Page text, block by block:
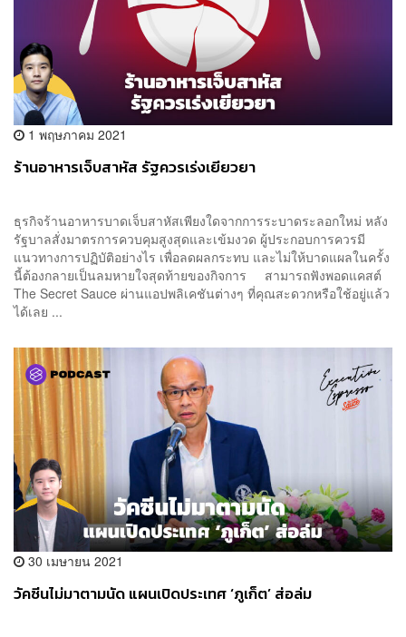
1 พฤษภาคม 2021
ร้านอาหารเจ็บสาหัส รัฐควรเร่งเยียวยา
ธุรกิจร้านอาหารบาดเจ็บสาหัสเพียงใดจากการระบาดระลอกใหม่ หลัง
รัฐบาลสั่งมาตรการควบคุมสูงสุดและเข้มงวด ผู้ประกอบการควรมี
แนวทางการปฏิบัติอย่างไร เพื่อลดผลกระทบ และไม่ให้บาดแผลในครั้ง
นี้ต้องกลายเป็นลมหายใจสุดท้ายของกิจการ สามารถฟังพอดแคสต์
The Secret Sauce ผ่านแอปพลิเคชันต่างๆ ที่คุณสะดวกหรือใช้อยู่แล้ว
ได้เลย ...
30 เมษายน 2021
วัคซีนไม่มาตามนัด แผนเปิดประเทศ ‘ภูเก็ต’ ส่อล่ม